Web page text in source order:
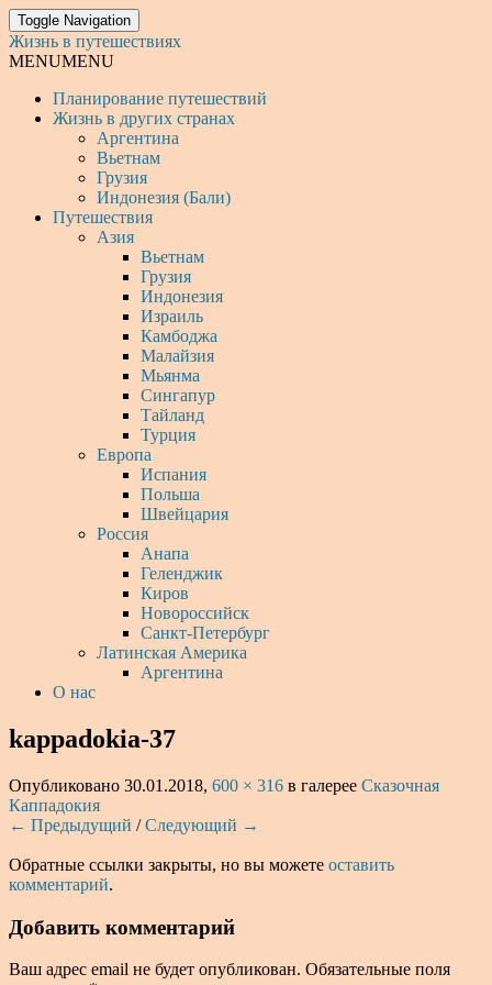
Toggle Navigation
Жизнь в путешествиях
MENUMENU
Планирование путешествий
Жизнь в других странах
Аргентина
Вьетнам
Грузия
Индонезия (Бали)
Путешествия
Азия
Вьетнам
Грузия
Индонезия
Израиль
Камбоджа
Малайзия
Мьянма
Сингапур
Тайланд
Турция
Европа
Испания
Польша
Швейцария
Россия
Анапа
Геленджик
Киров
Новороссийск
Санкт-Петербург
Латинская Америка
Аргентина
О нас
kappadokia-37
Опубликовано 30.01.2018, 600 × 316 в галерее Сказочная
Каппадокия
← Предыдущий /Следующий →
Обратные ссылки закрыты, но вы можете оставить
комментарий.
Добавить комментарий
Ваш адрес email не будет опубликован. Обязательные поля